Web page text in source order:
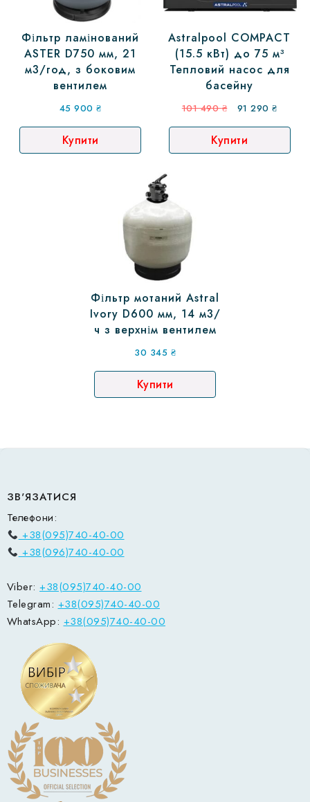
Фільтр ламінований
ASTER D750 мм, 21
м3/год, з боковим
вентилем
45 900₴
Купити
Astralpool COMPACT
(15.5 кВт) до 75 м³
Тепловий насос для
басейну
101 490₴
Оригінальна
ціна:
101
490 ₴.
91 290₴
ціна:
290 ₴.
Купити
Фільтр мотаний Astral
Ivory D600 мм, 14 м3/
ч з верхнім вентилем
30 345 ₴
Купити
ЗВ'ЯЗАТИСЯ
Телефони:
+38(095)740-40-00
+38(096)740-40-00
Viber: +38(095)740-40-00
Telegram:+38(095)740-40-00
WhatsApp:+38(095)740-40-00